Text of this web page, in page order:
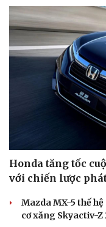
Honda tăng tốc
với chiến lược
Mazda MX-5 thế
cơ xăng Skyactiv-Z